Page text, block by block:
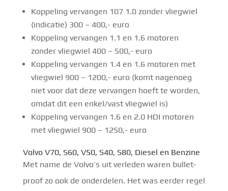
Koppeling vervangen 107 1.0 zonder vliegwiel
(indicatie) 300 – 400,- euro
Koppeling vervangen 1.1 en 1.6 motoren
zonder vliegwiel 400 – 500,- euro
Koppeling vervangen 1.4 en 1.6 motoren met
vliegwiel 900 – 1200,- euro (komt nagenoeg
niet voor dat deze vervangen hoeft te worden,
omdat dit een enkel/vast vliegwiel is)
Koppeling vervangen 1.6 en 2.0 HDI motoren
met vliegwiel 900 – 1250,- euro
Volvo V70, S60, V50, S40, S80, Diesel en Benzine
Met name de Volvo’s uit verleden waren bullet-
proof zo ook de onderdelen. Het was eerder regel